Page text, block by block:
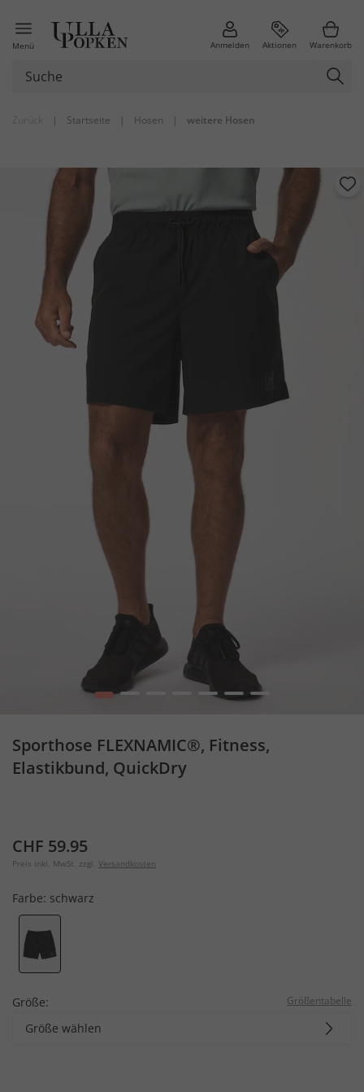
Menü Anmelden Aktionen Warenkorb
| Startseite | Hosen | weitere Hosen
5 6 7
Sporthose FLEXNAMIC®, Fitness,
Elastikbund, QuickDry
CHF 59.95
Preis inkl. MwSt. zzgl. Versandkosten
Farbe: schwarz
Größe: Größentabelle
Größe wählen